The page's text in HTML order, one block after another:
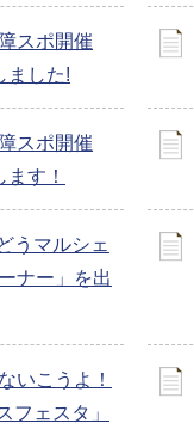
スポ開催
ました!
スポ開催
す！
うマルシェ
ナー」を出
いこうよ！
フェスタ」